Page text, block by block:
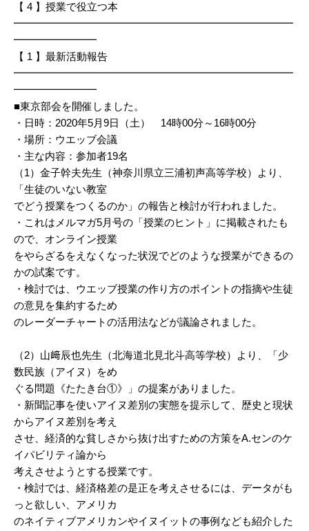
【 4 】授業で役立つ本
━━━━━━━━━━━━━━━━━━━━━━━━━━━
━━━━━━━━
【 1 】最新活動報告
━━━━━━━━━━━━━━━━━━━━━━━━━━━
━━━━━━━━
■東京部会を開催しました。
・日時：2020年5月9日（土） 14時00分～16時00分
・場所：ウエッブ会議
・主な内容：参加者19名
（1）金子幹夫先生（神奈川県立三浦初声高等学校）より、
「生徒のいない教室
でどう授業をつくるのか」の報告と検討が行われました。
・これはメルマガ5月号の「授業のヒント」に掲載されたも
ので、オンライン授業
をやらざるをえなくなった状況でどのような授業ができるの
かの試案です。
・検討では、ウエッブ授業の作り方のポイントの指摘や生徒
の意見を集約するため
のレーダーチャートの活用法などが議論されました。
（2）山﨑辰也先生（北海道北見北斗高等学校）より、「少
数民族（アイヌ）をめ
ぐる問題《たたき台①》」の提案がありました。
・新聞記事を使いアイヌ差別の実態を提示して、歴史と現状
からアイヌ差別を考え
させ、経済的な貧しさから抜け出すための方策をA.センのケ
イパビリティ論から
考えさせようとする授業です。
・検討では、経済格差の是正を考えさせるには、データがも
っと欲しい、アメリカ
のネイティブアメリカンやイヌイットの事例なども紹介した